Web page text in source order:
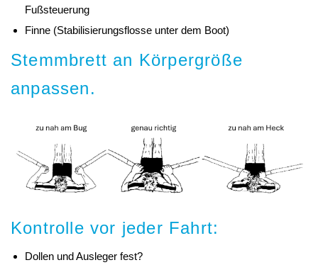
Fußsteuerung
Finne (Stabilisierungsflosse unter dem Boot)
Stemmbrett an Körpergröße
anpassen.
Kontrolle vor jeder Fahrt:
Dollen und Ausleger fest?